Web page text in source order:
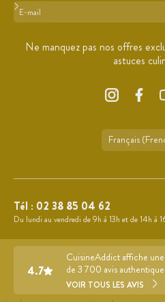
Format : adresse@email.com
Ne manquez pas nos offres
astuces
Français
Tél : 02 38 85 04 62
Du lundi au vendredi de 9h à 13h et de 14h à
4.7
CuisineAddict affiche
de 3 700 avis
VOIR TOUS LES AVIS